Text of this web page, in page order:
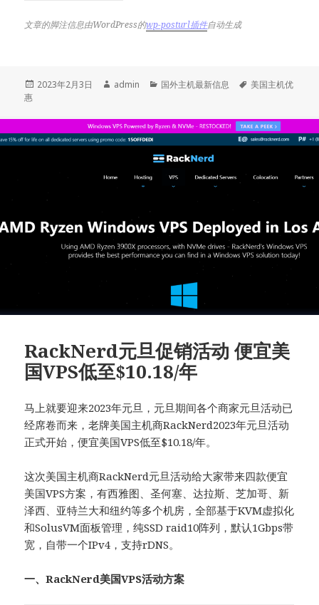
文章的脚注信息由WordPress的wp-posturl插件自动生成
发
2023年2月3日
作
admin
分
国外主机最新信息
标
美国主机优
惠
RackNerd元旦促销活动 便宜美
国VPS低至$10.18/年
马上就要迎来2023年元旦，元旦期间各个商家元旦活动已
经席卷而来，老牌美国主机商RackNerd2023年元旦活动
正式开始，便宜美国VPS低至$10.18/年。
这次美国主机商RackNerd元旦活动给大家带来四款便宜
美国VPS方案，有西雅图、圣何塞、达拉斯、芝加哥、新
泽西、亚特兰大和纽约等多个机房，全部基于KVM虚拟化
和SolusVM面板管理，纯SSD raid10阵列，默认1Gbps带
宽，自带一个IPv4，支持rDNS。
一、RackNerd美国VPS活动方案